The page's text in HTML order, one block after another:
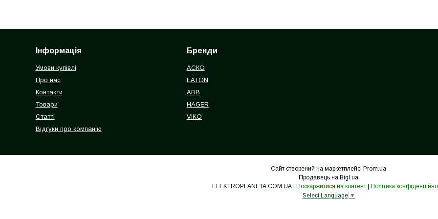
Інформація
Умови купівлі
Про нас
Контакти
Товари
Статті
Відгуки про компанію
Бренди
АСКО
EATON
ABB
HAGER
VIKO
Сайт створений на маркетплейсі Prom.ua
Продавець на Bigl.ua
ELEKTROPLANETA.COM.UA | Поскаржитися на контент | Політика
Select Language ▼